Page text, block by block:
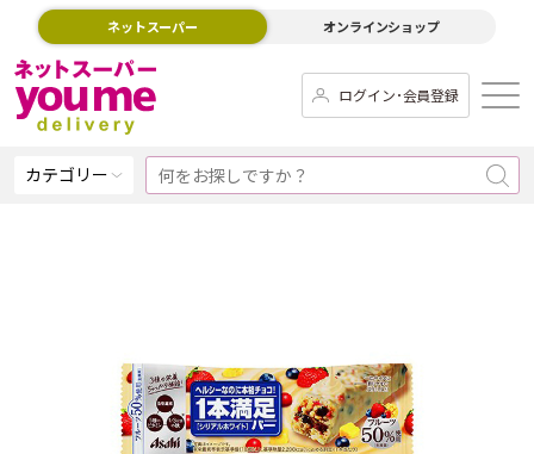
ネットスーパー オンラインショップ
ログイン･会員登録
カテゴリー